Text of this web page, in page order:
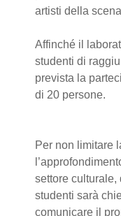
artisti della
Affinché il
studenti di
prevista la
di 20 persone.
Per non limitare
settore culturale,
studenti sarà
comunicare il